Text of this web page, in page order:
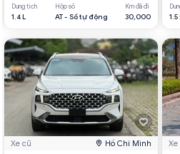
Dung tích
1.4 L
Hộp số
AT - Số tự động
Km đã đi
30,000
Xe cũ Hồ Chí Minh
1.5
Xe